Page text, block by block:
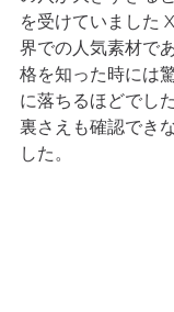
を受けていました
界での人気素材で
格を知った時には
に落ちるほどでし
裏さえも確認でき
した。